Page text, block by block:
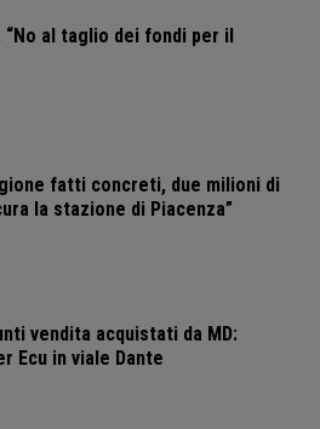
al taglio dei fondi per il
fatti concreti, due milioni di
la stazione di Piacenza”
vendita acquistati da MD:
Ecu in viale Dante